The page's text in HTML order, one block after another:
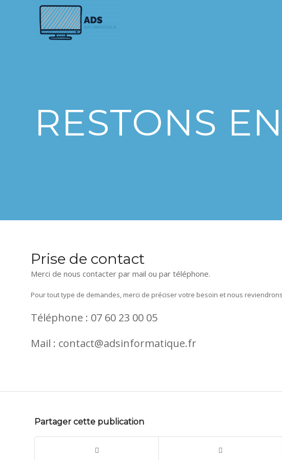
RESTONS
Prise de contact
Merci de nous contacter par mail ou par téléphone.
Pour tout type de demandes, merci de préciser votre besoin et nous
Téléphone : 07 60 23 00 05
Mail : contact@adsinformatique.fr
Partager cette publication